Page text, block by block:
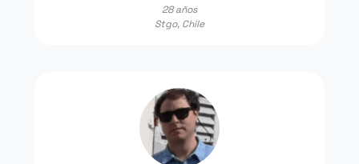
28 años
Stgo, Chile